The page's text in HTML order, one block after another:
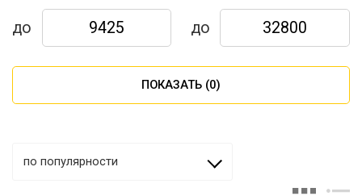
до до
ПОКАЗАТЬ (0)
по популярности